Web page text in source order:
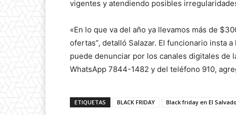
vigentes y atendiendo posibles
«En lo que va del año ya llevamos más de
ofertas”, detalló Salazar. El funcionario insta
puede denunciar por los canales digitales de
WhatsApp 7844-1482 y del teléfono 910,
ETIQUETAS BLACK FRIDAY Black friday en El